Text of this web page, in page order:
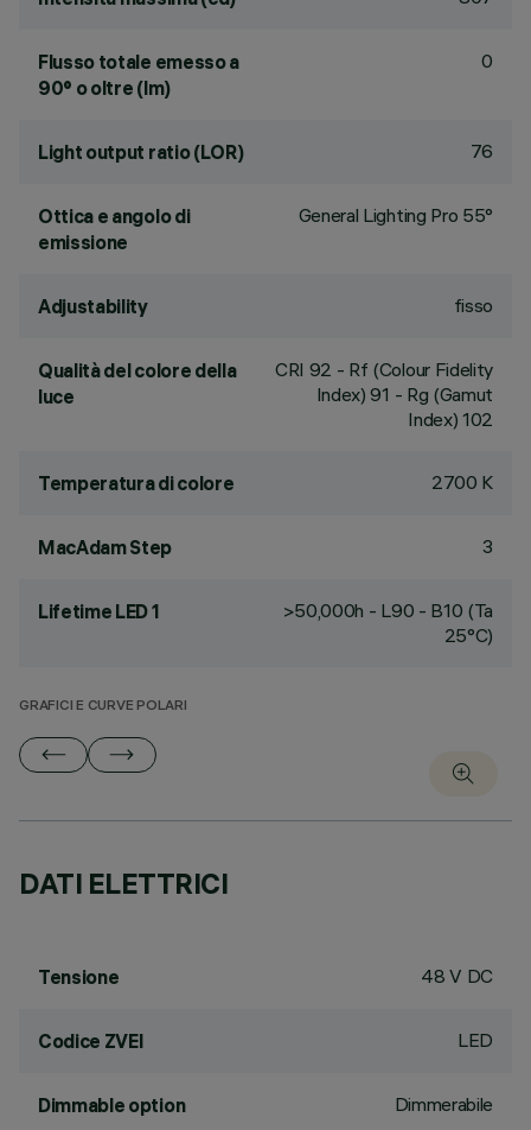
Flusso totale emesso a
90° o oltre (lm)
0
Light output ratio (LOR) 76
Ottica e angolo di
emissione
General Lighting Pro 55°
Adjustability fisso
Qualità del colore della
luce
CRI 92 - Rf (Colour Fidelity
Index) 91 - Rg (Gamut
Index) 102
Temperatura di colore 2700 K
MacAdam Step 3
Lifetime LED 1
>50,000h - L90 - B10 (Ta
25°C)
GRAFICI E CURVE POLARI
DATI ELETTRICI
Tensione 48 V DC
Codice ZVEI LED
Dimmable option Dimmerabile